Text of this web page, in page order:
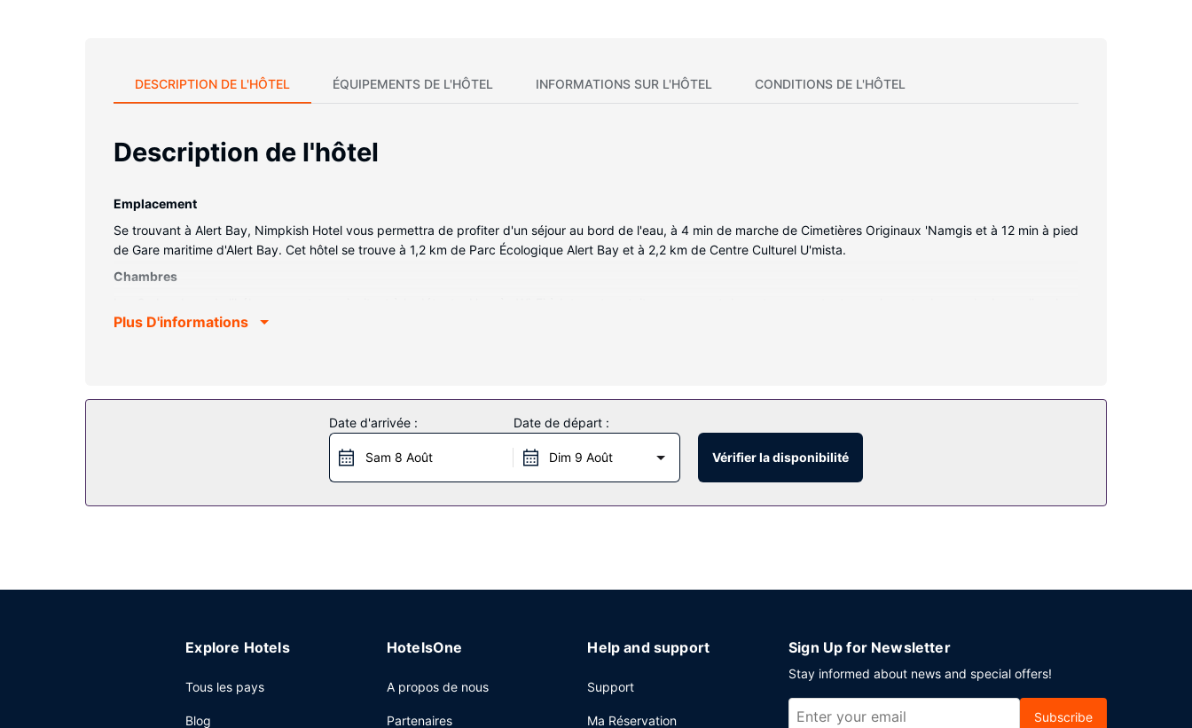
DESCRIPTION DE L'HÔTEL ÉQUIPEMENTS DE L'HÔTEL INFORMATIONS SUR L'HÔTEL CONDITIONS DE L'HÔTEL
Description de l'hôtel
Emplacement
Se trouvant à Alert Bay, Nimpkish Hotel vous permettra de profiter d'un séjour au bord de l'eau, à 4 min de marche de Cimetières Originaux 'Namgis et à 12 min à pied
de Gare maritime d'Alert Bay. Cet hôtel se trouve à 1,2 km de Parc Écologique Alert Bay et à 2,2 km de Centre Culturel U'mista.
Chambres
bain comprennent des articles de toilette gratuits et un sèche-cheveux.
Nimpkish Hotel abrite un délicieux restaurant, Nimpkish Hotel Restaurant. Un petit déjeuner continental gratuit est servi tous les jours de 08 h 00 à 10 h 00.
Plus D'informations
Date d'arrivée :
Sam 8 Août
Date de départ :
Dim 9 Août Vérifier la disponibilité
Explore Hotels
Tous les pays
Blog
HotelsOne
A propos de nous
Partenaires
Help and support
Support
Ma Réservation
Sign Up for Newsletter
Stay informed about news and special offers!
Subscribe